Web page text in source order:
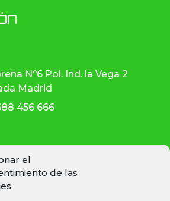
el
de las
Nº6 Pol. Ind. la Vega 2
Madrid
456 666
, 15:00–19:00 h